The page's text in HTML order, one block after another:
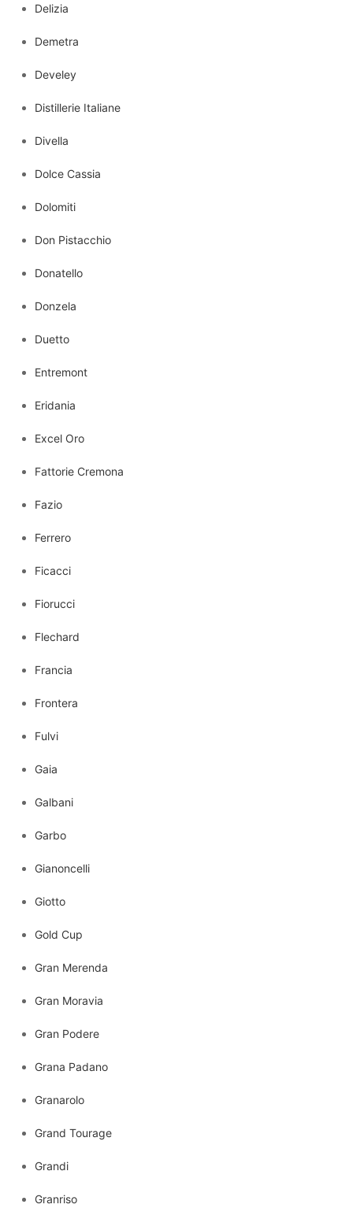
Delizia
Demetra
Develey
Distillerie Italiane
Divella
Dolce Cassia
Dolomiti
Don Pistacchio
Donatello
Donzela
Duetto
Entremont
Eridania
Excel Oro
Fattorie Cremona
Fazio
Ferrero
Ficacci
Fiorucci
Flechard
Francia
Frontera
Fulvi
Gaia
Galbani
Garbo
Gianoncelli
Giotto
Gold Cup
Gran Merenda
Gran Moravia
Gran Podere
Grana Padano
Granarolo
Grand Tourage
Grandi
Granriso